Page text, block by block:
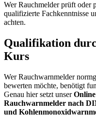
Wer Rauchmelder prüft oder
qualifizierte Fachkenntnisse
achten.
Qualifikation
Kurs
Wer Rauchwarnmelder
bewerten möchte, benötigt
Genau hier setzt unser
Rauchwarnmelder nach
und